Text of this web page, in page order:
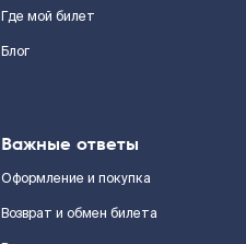
Где мой билет
Блог
Важные ответы
Оформление и покупка
Возврат и обмен билета